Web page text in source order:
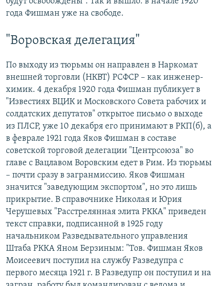
года Фишман уже на свободе.
"Воровская делегация"
По выходу из тюрьмы он направлен в Наркомат
внешней торговли (НКВТ) РСФСР – как инженер-
химик. 4 декабря 1920 года Фишман публикует в
"Известиях ВЦИК и Московского Совета рабочих и
солдатских депутатов" открытое письмо о выходе
из ПЛСР, уже 10 декабря его принимают в РКП(б), а
в феврале 1921 года Яков Фишман в составе
советской торговой делегации "Центрсоюза" во
главе с Вацлавом Воровским едет в Рим. Из тюрьмы
– почти сразу в загранмиссию. Яков Фишман
значится "заведующим экспортом", но это лишь
прикрытие. В справочнике Николая и Юрия
Черушевых "Расстрелянная элита РККА" приведен
текст справки, подписанной в 1925 году
начальником Разведывательного управления
Штаба РККА Яном Берзиным: "Тов. Фишман Яков
Моисеевич поступил на службу Разведупра с
первого месяца 1921 г. В Разведупр он поступил и на